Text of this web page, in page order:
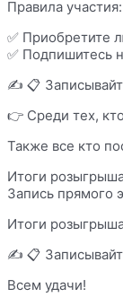
Правила участия:
✅ Приобретите
✅ Подпишитесь
✍ 📋
👉 Среди тех,
Также все кто
Итоги
Запись прямого
Итоги
✍ 📋
Всем удачи!